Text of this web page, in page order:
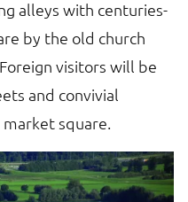
alleys with centuries-
by the old church
visitors will be
and convivial
square.